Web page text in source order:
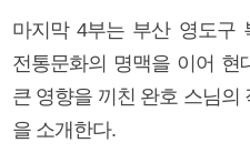
마지막 4부는 부산 영도구
전통문화의 명맥을 이어 현
큰 영향을 끼친 완호 스님의
을 소개한다.